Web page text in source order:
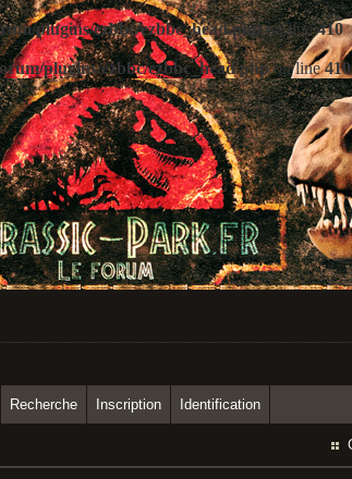
plugins/ezbbc/ezbbc_head.phpon line410
plugins/ezbbc/ezbbc_head.phpon line410
Recherche Inscription Identification